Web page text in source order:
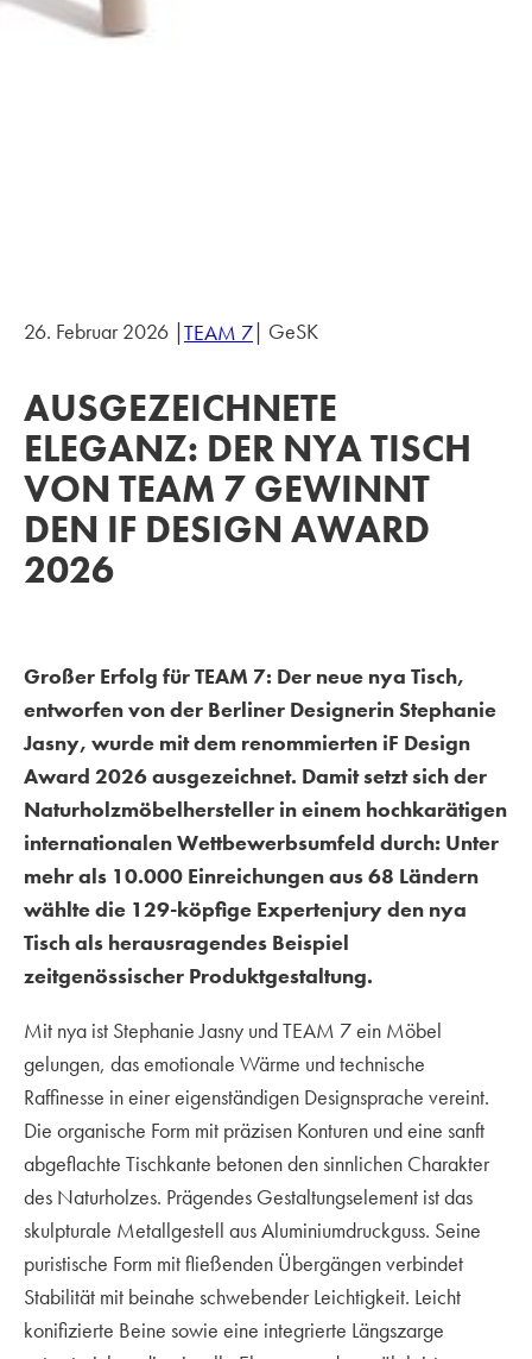
26. Februar 2026 |TEAM 7| GeSK
AUSGEZEICHNETE
ELEGANZ: DER NYA TISCH
VON TEAM 7 GEWINNT
DEN IF DESIGN AWARD
2026
Großer Erfolg für TEAM 7: Der neue nya Tisch,
entworfen von der Berliner Designerin Stephanie
Jasny, wurde mit dem renommierten iF Design
Award 2026 ausgezeichnet. Damit setzt sich der
Naturholzmöbelhersteller in einem hochkarätigen
internationalen Wettbewerbsumfeld durch: Unter
mehr als 10.000 Einreichungen aus 68 Ländern
wählte die 129-köpfige Expertenjury den nya
Tisch als herausragendes Beispiel
zeitgenössischer Produktgestaltung.
Mit nya ist Stephanie Jasny und TEAM 7 ein Möbel
gelungen, das emotionale Wärme und technische
Raffinesse in einer eigenständigen Designsprache vereint.
Die organische Form mit präzisen Konturen und eine sanft
abgeflachte Tischkante betonen den sinnlichen Charakter
des Naturholzes. Prägendes Gestaltungselement ist das
skulpturale Metallgestell aus Aluminiumdruckguss. Seine
puristische Form mit fließenden Übergängen verbindet
Stabilität mit beinahe schwebender Leichtigkeit. Leicht
konifizierte Beine sowie eine integrierte Längszarge